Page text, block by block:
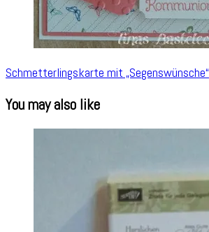
Schmetterlingskarte mit „Segenswünsche“
You may also like